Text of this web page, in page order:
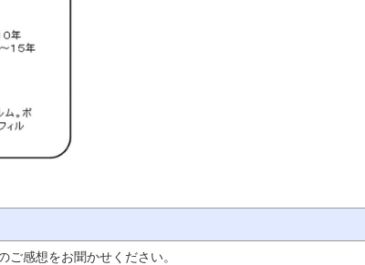
感想をお聞かせください。